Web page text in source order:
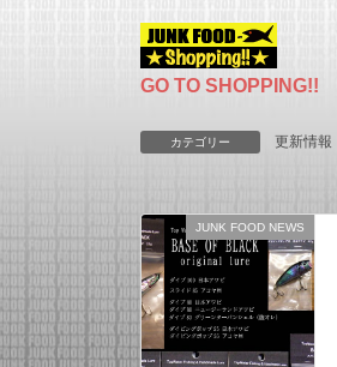
GO TO SHOPPING!!
カテゴリー 更新情報
JUNK FOOD NEWS